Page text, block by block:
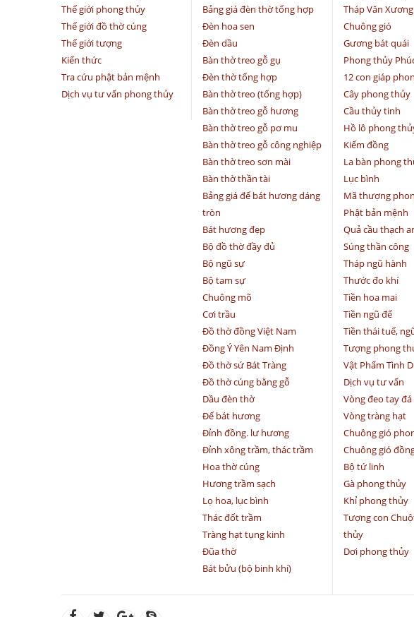
Thế giới phong thủy
Thế giới đồ thờ cúng
Thế giới tượng
Kiến thức
Tra cứu phật bản mệnh
Dịch vụ tư vấn phong thủy
Bảng giá đèn thờ tổng hợp
Đèn hoa sen
Đèn dầu
Bàn thờ treo gỗ gụ
Đèn thờ tổng hợp
Bàn thờ treo (tổng hợp)
Bàn thờ treo gỗ hương
Bàn thờ treo gỗ pơ mu
Bàn thờ treo gỗ công nghiệp
Bàn thờ treo sơn mài
Bàn thờ thần tài
Bảng giá đế bát hương dáng
tròn
Bát hương đẹp
Bộ đồ thờ đầy đủ
Bộ ngũ sự
Bộ tam sự
Chuông mõ
Cơi trầu
Đồ thờ đồng Việt Nam
Đồng Ý Yên Nam Định
Đồ thờ sứ Bát Tràng
Đồ thờ cúng bằng gỗ
Dầu đèn thờ
Đế bát hương
Đỉnh đồng. lư hương
Đỉnh xông trầm, thác trầm
Hoa thờ cúng
Hương trầm sạch
Lọ hoa, lục bình
Thác đốt trầm
Tràng hạt tụng kinh
Đũa thờ
Bát bửu (bộ binh khí)
Tháp Văn Xương
Chuông gió
Gương bát quái
Phong thủy
12 con giáp
Cây phong thủy
Cầu thủy tinh
Hồ lô phong
Kiếm đồng
La bàn phong
Lục bình
Mã thượng
Phật bản mệnh
Quả cầu thạch
Súng thần công
Tháp ngũ hành
Thước đo khí
Tiền hoa mai
Tiền ngũ đế
Tiền thái tuế,
Tượng phong
Vật Phẩm Tình
Dịch vụ tư vấn
Vòng đeo tay
Vòng tràng hạt
Chuông gió
Chuông gió
Bộ tứ linh
Gà phong thủy
Khỉ phong thủy
Tượng con
thủy
Dơi phong thủy